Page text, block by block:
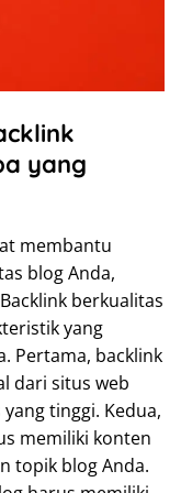
yang
membantu
blog Anda,
berkualitas
yang
Pertama, backlink
dari situs web
tinggi. Kedua,
memiliki konten
topik blog Anda.